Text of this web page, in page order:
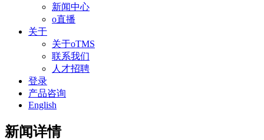
新闻中心
o直播
关于
关于oTMS
联系我们
人才招聘
登录
产品咨询
English
新闻详情